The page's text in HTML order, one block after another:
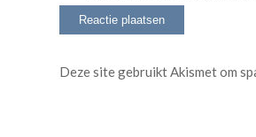
Deze site gebruikt Akismet om